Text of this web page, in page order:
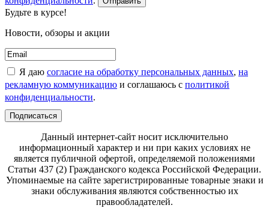
Будьте в курсе!
Новости, обзоры и акции
Я даю согласие на обработку персональных данных, на
рекламную коммуникацию и соглашаюсь с политикой
конфиденциальности.
Подписаться
Данный интернет-сайт носит исключительно
информационный характер и ни при каких условиях не
является публичной офертой, определяемой положениями
Статьи 437 (2) Гражданского кодекса Российской Федерации.
Упоминаемые на сайте зарегистрированные товарные знаки и
знаки обслуживания являются собственностью их
правообладателей.